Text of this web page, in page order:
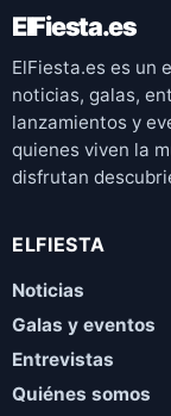
ElFiesta.es
ElFiesta.es es un
noticias, galas,
lanzamientos y
quienes viven la
disfrutan
ELFIESTA
Noticias
Galas y eventos
Entrevistas
Quiénes somos